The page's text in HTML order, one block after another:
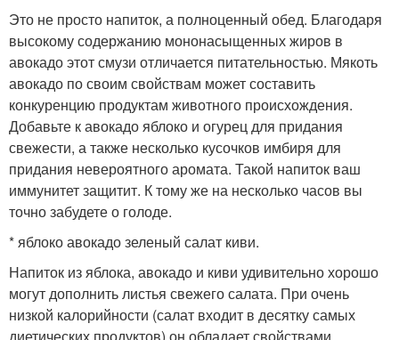
Это не просто напиток, а полноценный обед. Благодаря
высокому содержанию мононасыщенных жиров в
авокадо этот смузи отличается питательностью. Мякоть
авокадо по своим свойствам может составить
конкуренцию продуктам животного происхождения.
Добавьте к авокадо яблоко и огурец для придания
свежести, а также несколько кусочков имбиря для
придания невероятного аромата. Такой напиток ваш
иммунитет защитит. К тому же на несколько часов вы
точно забудете о голоде.
* яблоко авокадо зеленый салат киви.
Напиток из яблока, авокадо и киви удивительно хорошо
могут дополнить листья свежего салата. При очень
низкой калорийности (салат входит в десятку самых
диетических продуктов) он обладает свойствами